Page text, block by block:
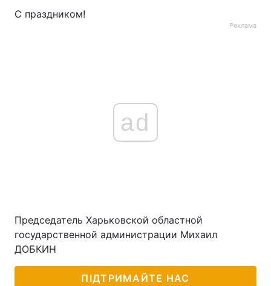
С праздником!
Реклама
ad
Председатель Харьковской областной
государственной администрации Михаил
ДОБКИН
ПІДТРИМАЙТЕ НАС